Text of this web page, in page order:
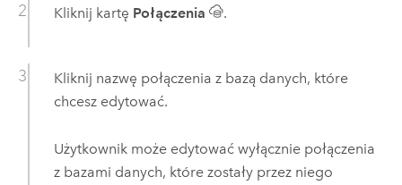
Kliknij kartę Połączenia .
Kliknij nazwę połączenia z bazą danych, które
chcesz edytować.
Użytkownik może edytować wyłącznie połączenia
z bazami danych, które zostały przez niego